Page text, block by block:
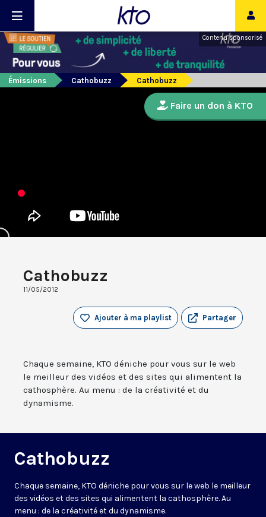
Contenu sponsorisé
Émissions Cathobuzz Cathobuzz
Cathobuzz
11/05/2012
Partager
Ajouter à ma playlist
Chaque semaine, KTO déniche pour vous sur le web
le meilleur des vidéos et des sites qui alimentent la
cathosphère. Au menu : de la créativité et du
dynamisme.
Cathobuzz
Chaque semaine, KTO déniche pour vous sur le web le meilleur
des vidéos et des sites qui alimentent la cathosphère. Au
menu : de la créativité et du dynamisme.
Faire un don à KTO